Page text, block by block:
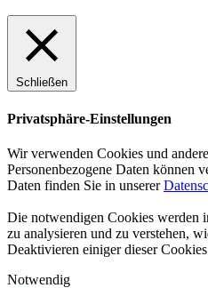
Schließen
Privatsphäre-Einstellungen
Wir verwenden Cookies und
Personenbezogene Daten können
Daten finden Sie in unserer
Die notwendigen Cookies werden
zu analysieren und zu verstehen,
Deaktivieren einiger dieser
Notwendig